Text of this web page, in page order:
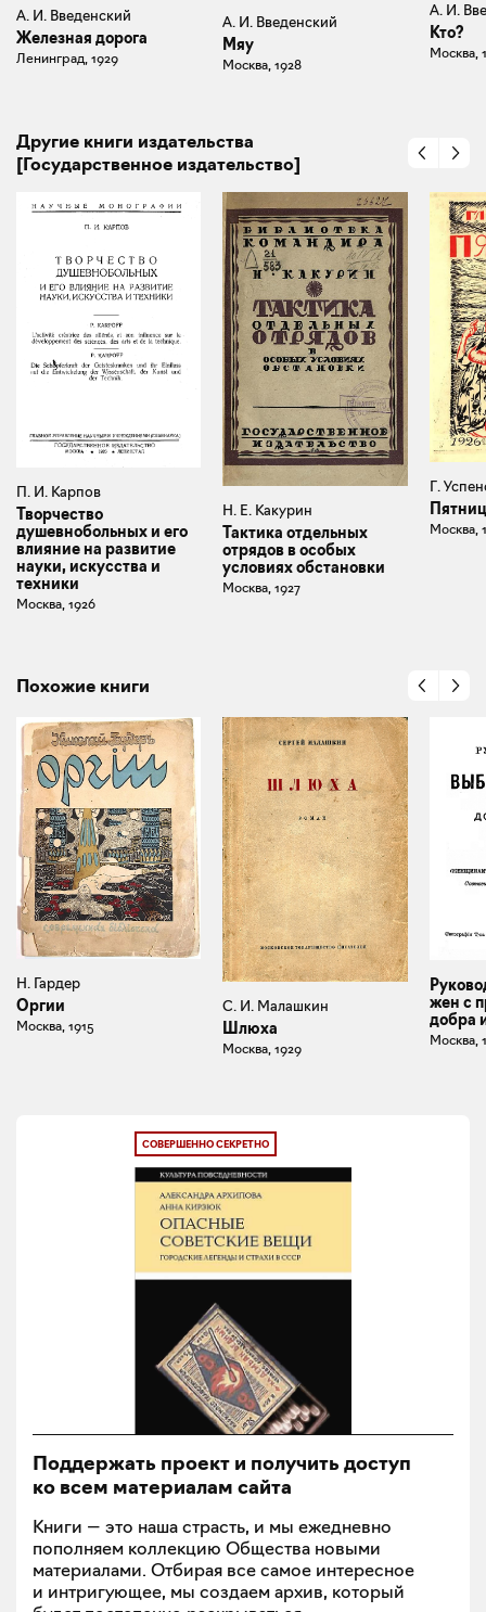
А. И. Введенский
Железная дорога
Ленинград, 1929
А. И. Введенский
Мяу
Москва, 1928
А. И.
Кто?
Москва,
Другие книги издательства
[Государственное издательство]
П. И. Карпов
Творчество
душевнобольных и его
влияние на развитие
науки, искусства и
техники
Москва, 1926
Н. Е. Какурин
Тактика отдельных
отрядов в особых
условиях обстановки
Москва, 1927
Г.
Москва,
Похожие книги
Н. Гардер
Оргии
Москва, 1915
С. И. Малашкин
Шлюха
Москва, 1929
жен с
добра
Москва,
СОВЕРШЕННО СЕКРЕТНО
Поддержать проект и получить доступ
ко всем материалам сайта
Книги — это наша страсть, и мы ежедневно
пополняем коллекцию Общества новыми
материалами. Отбирая все самое интересное
и интригующее, мы создаем архив, который